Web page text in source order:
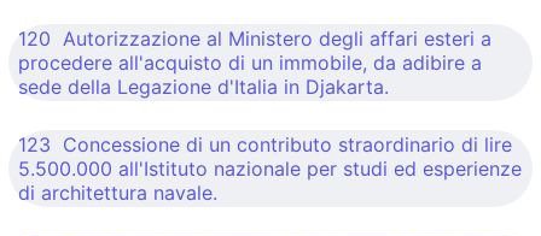
120 Autorizzazione al Ministero degli affari esteri a
procedere all'acquisto di un immobile, da adibire a
sede della Legazione d'Italia in Djakarta.
123 Concessione di un contributo straordinario di lire
5.500.000 all'Istituto nazionale per studi ed esperienze
di architettura navale.